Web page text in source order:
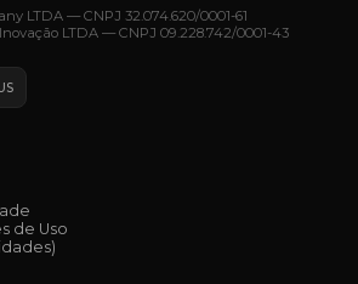
LTDA — CNPJ 32.074.620/0001-61
LTDA — CNPJ 09.228.742/0001-43
de Uso